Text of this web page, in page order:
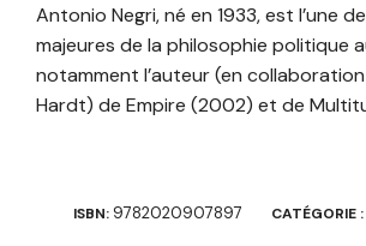
Antonio Negri, né en 1933, est l’une
majeures de la philosophie politique
notamment l’auteur (en
Hardt) de Empire (2002) et de
ISBN: 9782020907897 CATÉGORIE :